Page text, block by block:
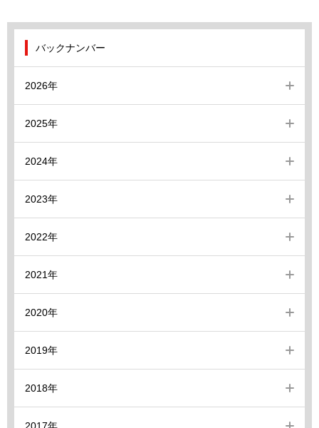
バックナンバー
2026年
2025年
2024年
2023年
2022年
2021年
2020年
2019年
2018年